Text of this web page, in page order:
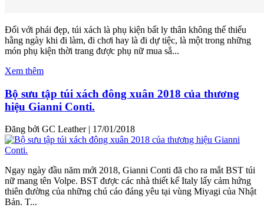
Đối với phái đẹp, túi xách là phụ kiện bất ly thân không thể thiếu
hằng ngày khi đi làm, đi chơi hay là đi dự tiệc, là một trong những
món phụ kiện thời trang được phụ nữ mua sắ...
Xem thêm
Bộ sưu tập túi xách đông xuân 2018 của thương
hiệu Gianni Conti.
Đăng bởi GC Leather | 17/01/2018
Ngay ngày đầu năm mới 2018, Gianni Conti đã cho ra mắt BST túi
nữ mang tên Volpe. BST được các nhà thiết kế Italy lấy cảm hứng
thiên đường của những chú cáo đáng yêu tại vùng Miyagi của Nhật
Bản. T...